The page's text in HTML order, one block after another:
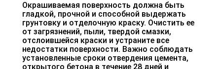
Окрашиваемая поверхность должна быть
гладкой, прочной и способной выдержать
грунтовку и отделочную краску. Очистить ее
от загрязнений, пыли, твердой смазки,
отслоившейся краски и устраните все
недостатки поверхности. Важно соблюдать
установленные сроки отвердения цемента,
открытого бетона в течение 28дней и